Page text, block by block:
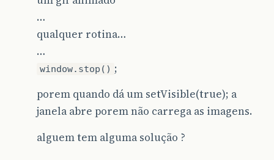
…
qualquer rotina…
…
window.stop() ;
porem quando dá um setVisible(true); a
janela abre porem não carrega as imagens.
alguem tem alguma solução ?